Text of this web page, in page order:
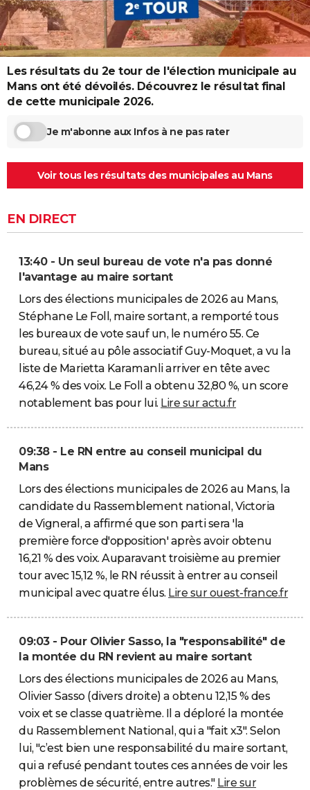
Destinations
City break
Voyage nature
Voyage de noces
Forum
Climat
+
PHOTO
GUIDES D'ACHAT
BONS PLANS
CARTE DE VOEUX
Carte de Noël
Carte Bonne année
Carte Saint-Valentin
Carte Pâques
Carte d'anniversaire
DICTIONNAIRE
AVIS DE DÉCÈS
Bricolage
Lifestyle
Culture
Sport
Auto
Television
Voyage
Cinema
Les résultats du 2e tour de l'élection municipale au
Mans ont été dévoilés. Découvrez le résultat final
de cette municipale 2026.
Je m'abonne aux Infos à ne pas rater
Voir tous les résultats des municipales au Mans
EN DIRECT
13:40 - Un seul bureau de vote n'a pas donné
l'avantage au maire sortant
Lors des élections municipales de 2026 au Mans,
Stéphane Le Foll, maire sortant, a remporté tous
les bureaux de vote sauf un, le numéro 55. Ce
bureau, situé au pôle associatif Guy-Moquet, a vu la
liste de Marietta Karamanli arriver en tête avec
46,24 % des voix. Le Foll a obtenu 32,80 %, un score
notablement bas pour lui. Lire sur actu.fr
09:38 - Le RN entre au conseil municipal du
Mans
Lors des élections municipales de 2026 au Mans, la
candidate du Rassemblement national, Victoria
de Vigneral, a affirmé que son parti sera 'la
première force d'opposition' après avoir obtenu
16,21 % des voix. Auparavant troisième au premier
tour avec 15,12 %, le RN réussit à entrer au conseil
municipal avec quatre élus. Lire sur ouest-france.fr
09:03 - Pour Olivier Sasso, la "responsabilité" de
la montée du RN revient au maire sortant
Lors des élections municipales de 2026 au Mans,
Olivier Sasso (divers droite) a obtenu 12,15 % des
voix et se classe quatrième. Il a déploré la montée
du Rassemblement National, qui a "fait x3". Selon
lui, "c’est bien une responsabilité du maire sortant,
qui a refusé pendant toutes ces années de voir les
problèmes de sécurité, entre autres." Lire sur